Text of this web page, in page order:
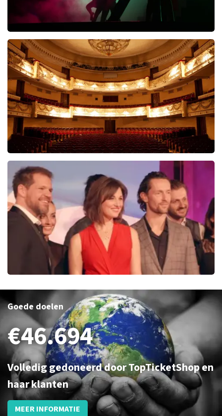
Voor Haar de Frans Halsema Musical
KOOP TICKETS
Piaf de Musical
reviews
KOOP TICKETS
Evita
50reviews
KOOP TICKETS
Goede doelen
€46.694
Volledig gedoneerd door TopTicketShop en
haar klanten
MEER INFORMATIE